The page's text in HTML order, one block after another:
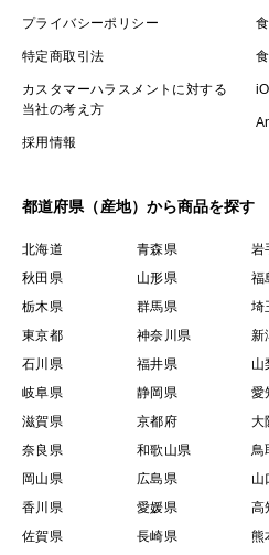
プライバシーポリシー
特定商取引法
カスタマーハラスメントに対する
当社の考え方
採用情報
都道府県（産地）から商品を探す
北海道 青森県 岩
秋田県
山形県 福
栃木県
群馬県 埼
東京都
神奈川県 新
石川県
福井県 山
岐阜県
静岡県 愛
滋賀県
京都府 大
奈良県
和歌山県 鳥
岡山県
広島県 山
香川県
愛媛県 高
佐賀県
長崎県 熊